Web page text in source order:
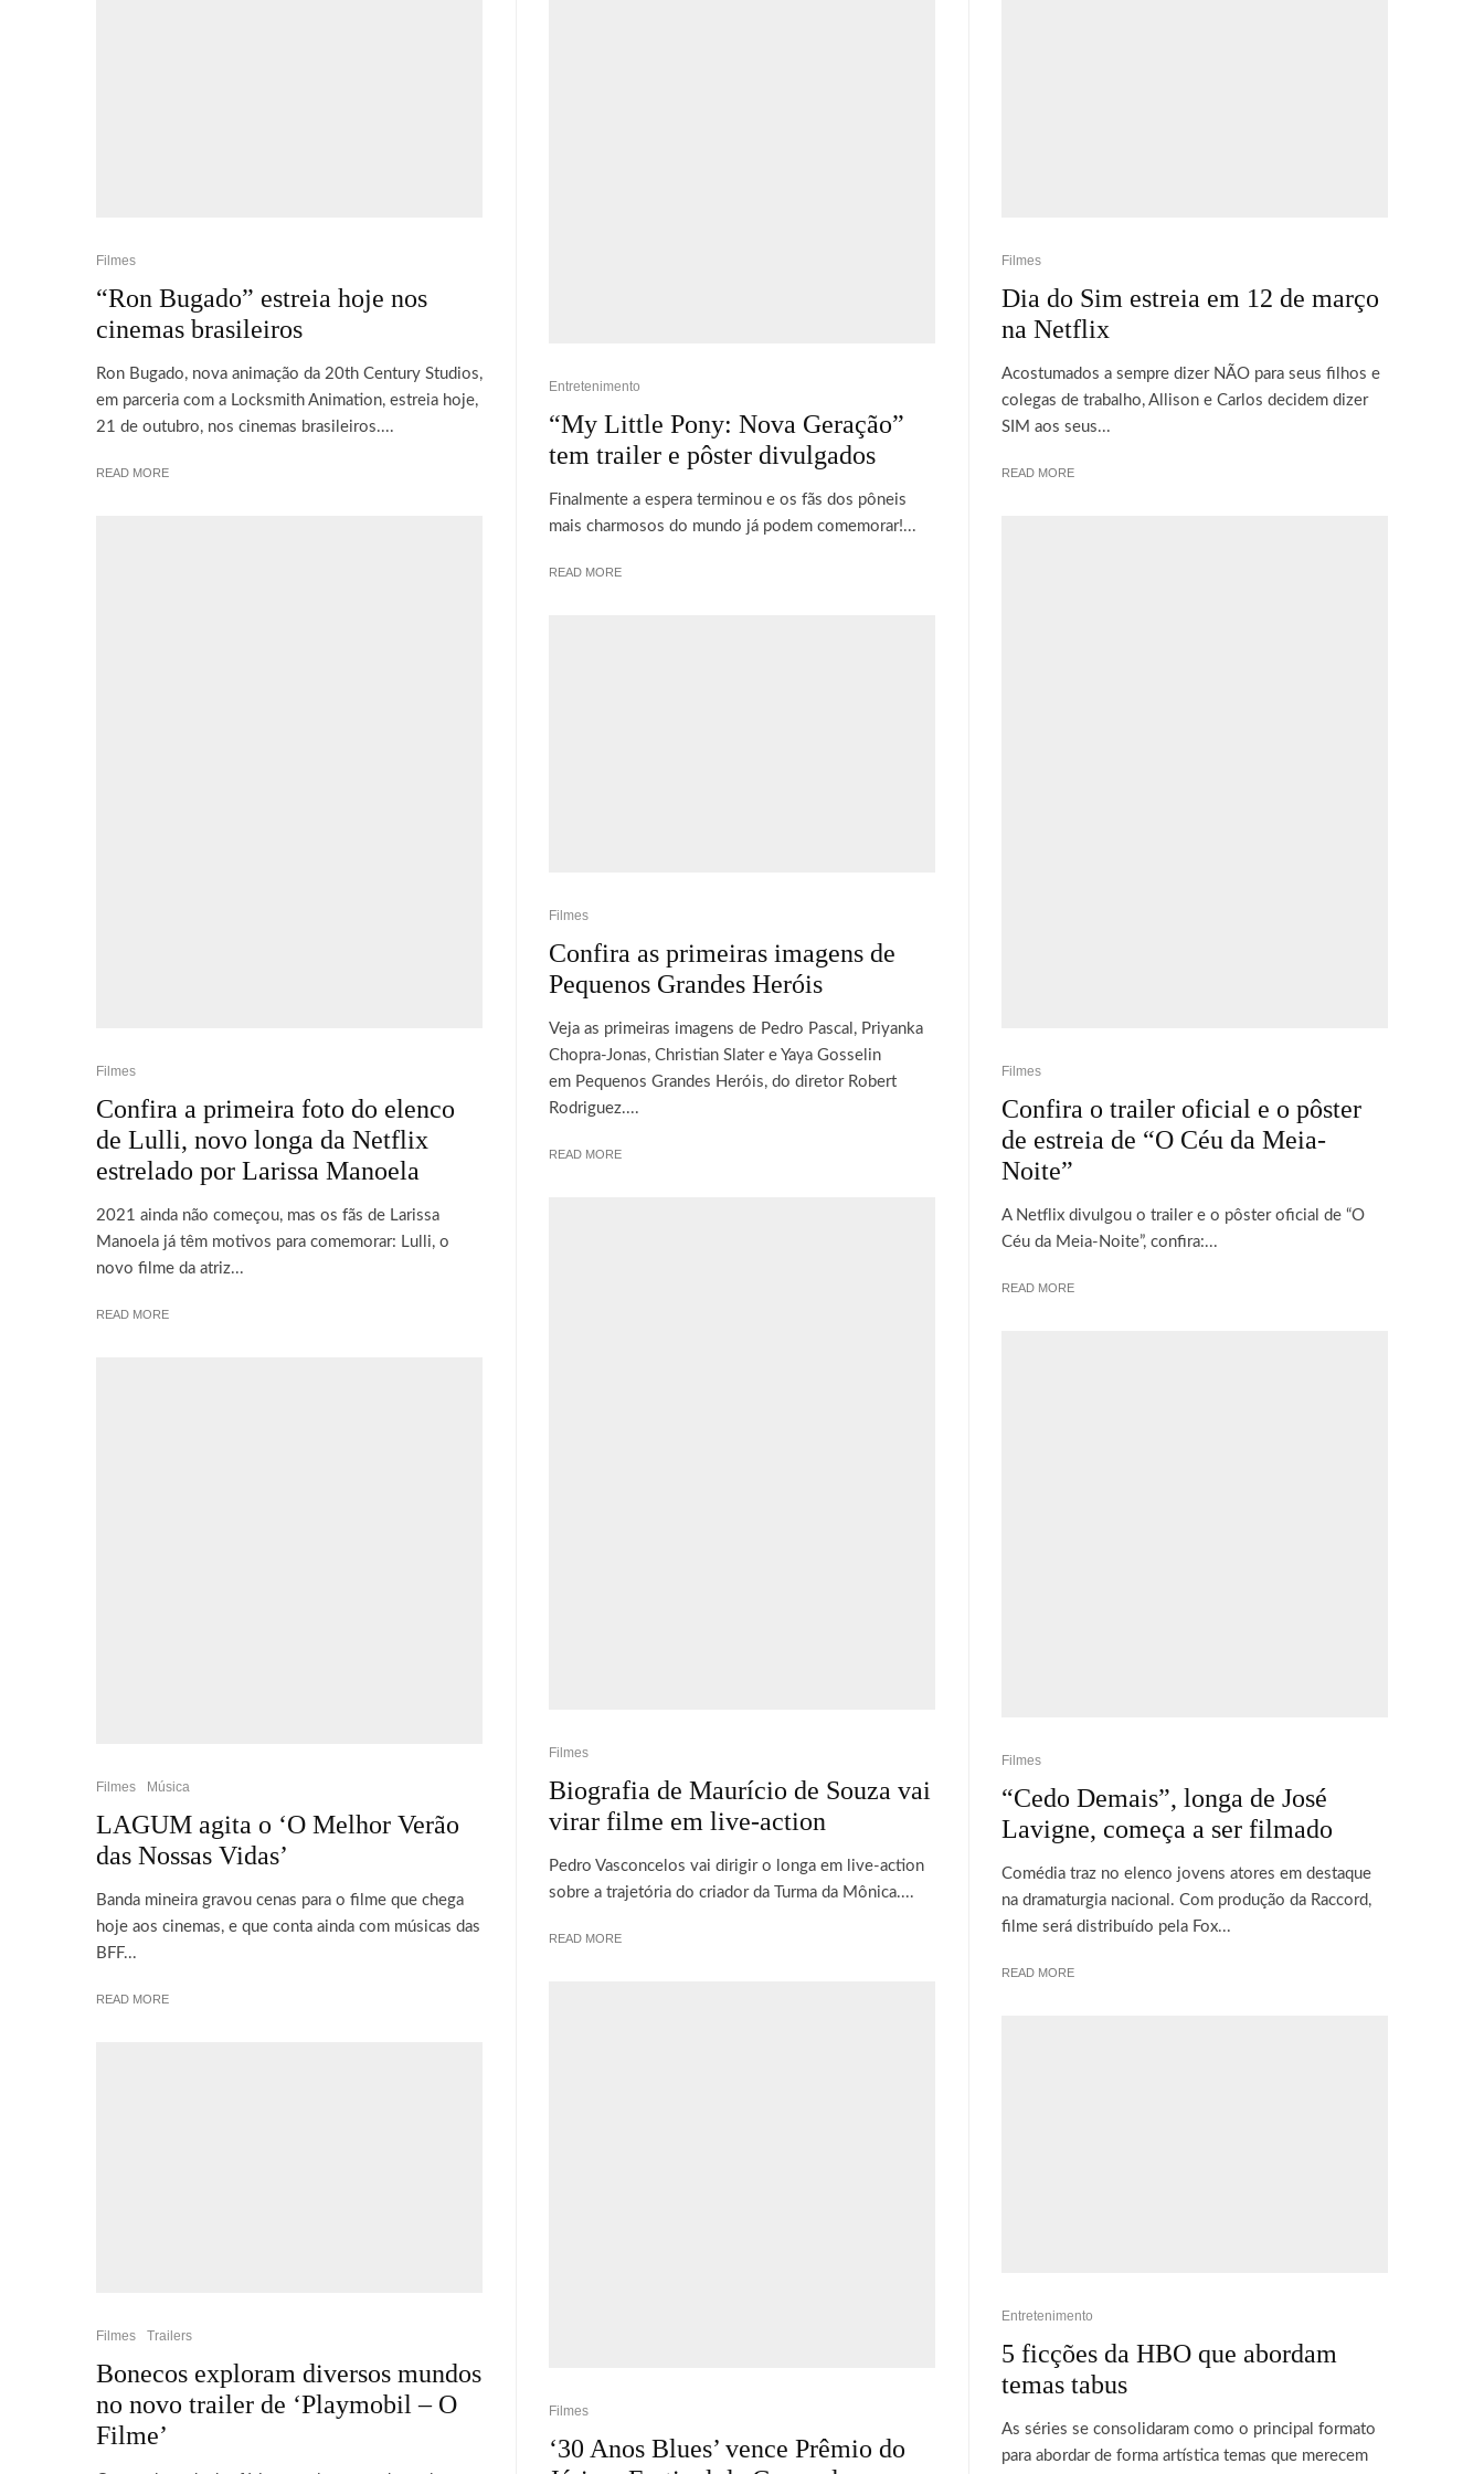
Filmes
“Ron Bugado” estreia hoje nos
cinemas brasileiros
Ron Bugado, nova animação da 20th Century Studios,
em parceria com a Locksmith Animation, estreia hoje,
21 de outubro, nos cinemas brasileiros....
READ MORE
Filmes
Confira a primeira foto do elenco
de Lulli, novo longa da Netflix
estrelado por Larissa Manoela
2021 ainda não começou, mas os fãs de Larissa
Manoela já têm motivos para comemorar: Lulli, o
novo filme da atriz...
READ MORE
Filmes Música
LAGUM agita o ‘O Melhor Verão
das Nossas Vidas’
Banda mineira gravou cenas para o filme que chega
hoje aos cinemas, e que conta ainda com músicas das
BFF...
READ MORE
Filmes Trailers
Bonecos exploram diversos mundos
no novo trailer de ‘Playmobil – O
Filme’
Entretenimento
“My Little Pony: Nova Geração”
tem trailer e pôster divulgados
Finalmente a espera terminou e os fãs dos pôneis
mais charmosos do mundo já podem comemorar!...
READ MORE
Filmes
Confira as primeiras imagens de
Pequenos Grandes Heróis
Veja as primeiras imagens de Pedro Pascal, Priyanka
Chopra-Jonas, Christian Slater e Yaya Gosselin
em Pequenos Grandes Heróis, do diretor Robert
Rodriguez....
READ MORE
Filmes
Biografia de Maurício de Souza vai
virar filme em live-action
Pedro Vasconcelos vai dirigir o longa em live-action
sobre a trajetória do criador da Turma da Mônica....
READ MORE
Filmes
‘30 Anos Blues’ vence Prêmio do
Filmes
Dia do Sim estreia em 12 de março
na Netflix
Acostumados a sempre dizer NÃO para seus filhos e
colegas de trabalho, Allison e Carlos decidem dizer
SIM aos seus...
READ MORE
Filmes
Confira o trailer oficial e o pôster
de estreia de “O Céu da Meia-
Noite”
A Netflix divulgou o trailer e o pôster oficial de “O
Céu da Meia-Noite”, confira:...
READ MORE
Filmes
“Cedo Demais”, longa de José
Lavigne, começa a ser filmado
Comédia traz no elenco jovens atores em destaque
na dramaturgia nacional. Com produção da Raccord,
filme será distribuído pela Fox...
READ MORE
Entretenimento
5 ficções da HBO que abordam
temas tabus
As séries se consolidaram como o principal formato
para abordar de forma artística temas que merecem